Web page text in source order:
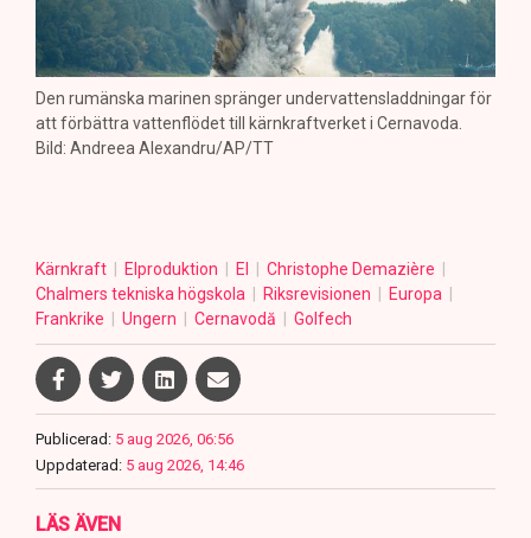
Den rumänska marinen spränger undervattensladdningar för
att förbättra vattenflödet till kärnkraftverket i Cernavoda.
Bild: Andreea Alexandru/AP/TT
Kärnkraft Elproduktion El
Christophe Demazière
Chalmers tekniska högskola
Riksrevisionen
Europa
Frankrike
Ungern Cernavodă Golfech
Publicerad: 5 aug 2026, 06:56
Uppdaterad: 5 aug 2026, 14:46
LÄS ÄVEN